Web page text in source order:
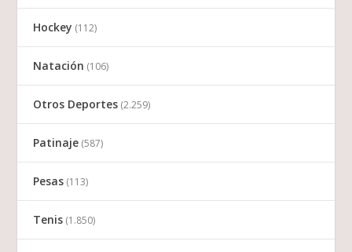
Hockey (112)
Natación (106)
Otros Deportes (2.259)
Patinaje (587)
Pesas (113)
Tenis (1.850)